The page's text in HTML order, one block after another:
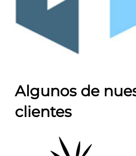
Algunos de
clientes